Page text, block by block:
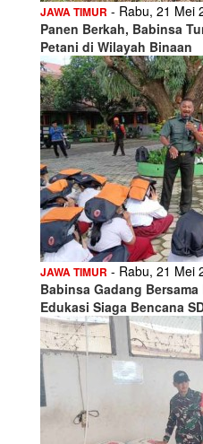
JAWA TIMUR - Rabu, 21 Mei
Panen Berkah, Babinsa
Petani di Wilayah Binaan
JAWA TIMUR - Rabu, 21 Mei
Babinsa Gadang
Edukasi Siaga Bencana